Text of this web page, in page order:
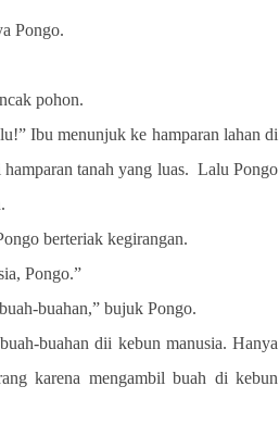
Pongo.
pohon.
Ibu menunjuk ke hamparan lahan di
tanah yang luas. Lalu Pongo
berteriak kegirangan.
Pongo.”
buahan,” bujuk Pongo.
buahan dii kebun manusia. Hanya
karena mengambil buah di kebun